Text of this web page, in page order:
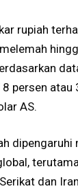
rupiah
persen atau
AS.
dipengaruhi
dan